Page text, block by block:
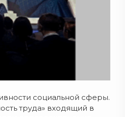
социальной сферы.
труда» входящий в